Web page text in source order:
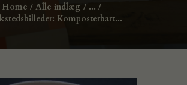
Home Alle indlæg
...
Komposterbart...